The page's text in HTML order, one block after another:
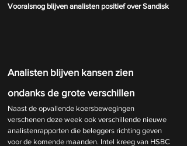
Vooralsnog blijven analisten positief over Sandisk
Analisten blijven kansen zien
ondanks de grote verschillen
Naast de opvallende koersbewegingen
verschenen deze week ook verschillende nieuwe
analistenrapporten die beleggers richting geven
voor de komende maanden. Intel kreeg van HSBC